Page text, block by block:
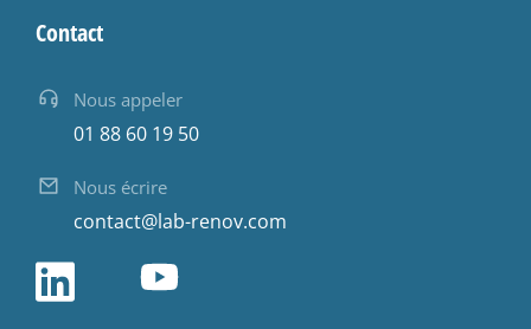
Contact
Nous appeler
01 88 60 19 50
Nous écrire
contact@lab-renov.com